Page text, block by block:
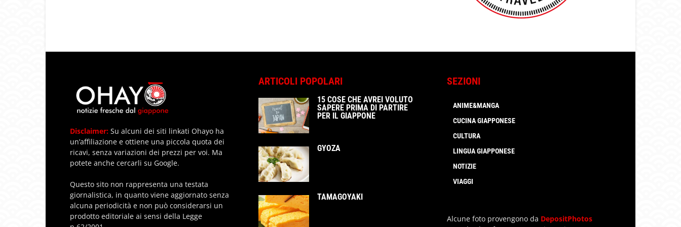
Disclaimer: Su alcuni dei siti linkati Ohayo ha
un’affiliazione e ottiene una piccola quota dei
ricavi, senza variazioni dei prezzi per voi. Ma
potete anche cercarli su Google.
Questo sito non rappresenta una testata
giornalistica, in quanto viene aggiornato senza
alcuna periodicità e non può considerarsi un
prodotto editoriale ai sensi della Legge
ARTICOLI POPOLARI
15 COSE CHE AVREI VOLUTO
SAPERE PRIMA DI PARTIRE
PER IL GIAPPONE
GYOZA
TAMAGOYAKI
SEZIONI
ANIME&MANGA
CUCINA GIAPPONESE
CULTURA
LINGUA GIAPPONESE
NOTIZIE
VIAGGI
Alcune foto provengono da DepositPhotos